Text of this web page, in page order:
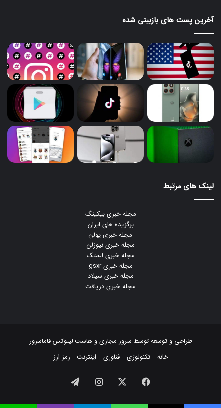
آخرین پست های بازبینی شده
لینک های مرتبط
مجله خبری بیکینگ
برگزیده های ایران
مجله خبری یولن
مجله خبری نیوزلن
مجله خبری لستک
مجله خبری gsxr
مجله خبری سیلاد
مجله خبری دریافت
طراحی و توسعه توسط سرور مجازیو هاست لینوکسفاماسرور
خانه
تکنولوژی فناوری اینترنت رمز ارز
فیسبوک ایکس اینستاگرام